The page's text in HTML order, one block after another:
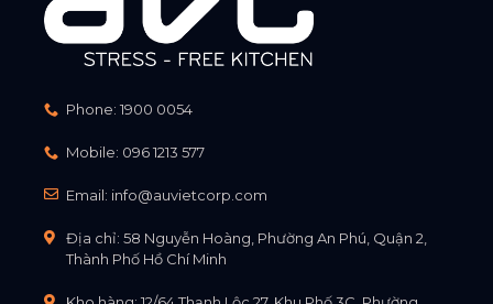
Phone: 1900 0054
Mobile: 096 1213 577
Email: info@auvietcorp.com
Địa chỉ: 58 Nguyễn Hoàng, Phường An Phú, Quận 2,
Thành Phố Hồ Chí Minh